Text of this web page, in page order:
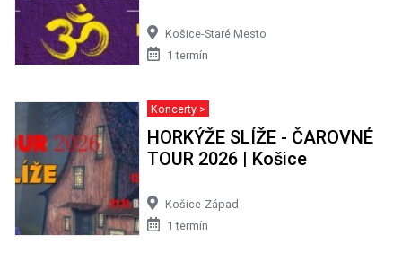
Košice-Staré Mesto
1 termín
Koncerty >
HORKÝŽE SLÍŽE - ČAROVNÉ
TOUR 2026 | Košice
Košice-Západ
1 termín